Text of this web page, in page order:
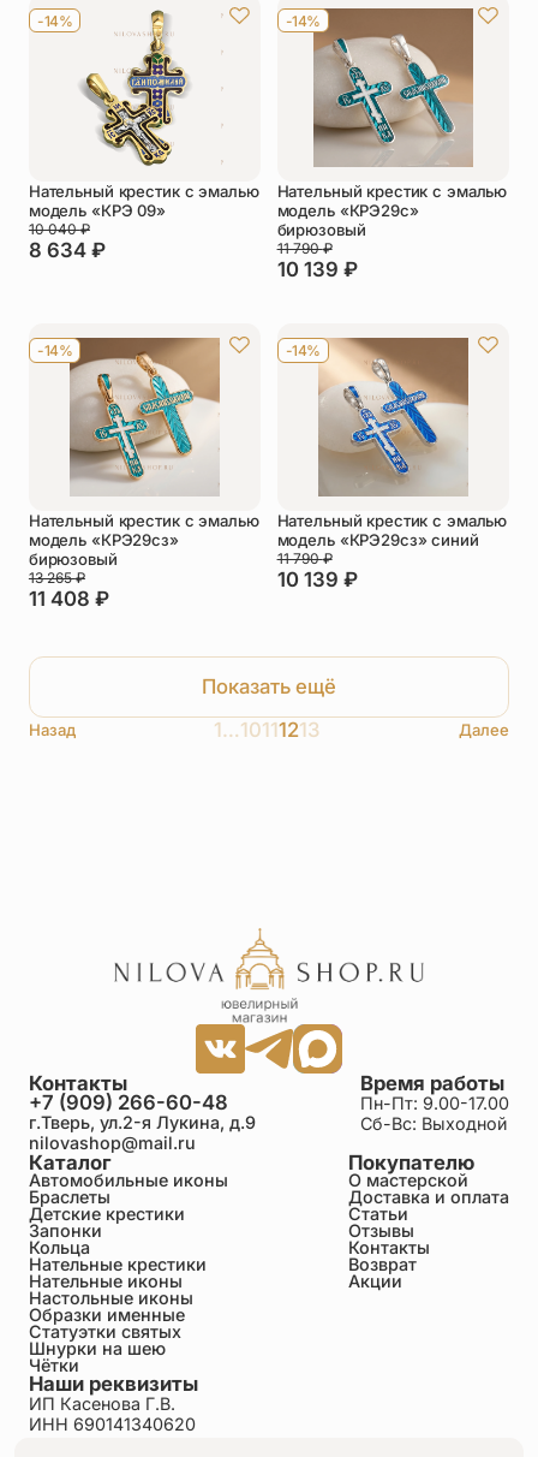
-14%
Нательный крестик с эмалью
модель «КРЭ 09»
8 634 ₽
10 040₽
-14%
Нательный крестик с эмалью
модель «КРЭ29с»
бирюзовый
10 139 ₽
11 790₽
-14%
Нательный крестик с эмалью
модель «КРЭ29сз»
бирюзовый
11 408 ₽
13 265₽
-14%
Нательный крестик с эмалью
модель «КРЭ29сз» синий
10 139 ₽
11 790₽
Показать ещё
Назад 1…10111213 Далее
Каталог
Автомобильные иконы
Браслеты
Детские крестики
Запонки
Кольца
Нательные крестики
Нательные иконы
Настольные иконы
Образки именные
Статуэтки святых
Шнурки на шею
Чётки
Покупателю
О мастерской
Доставка и оплата
Статьи
Отзывы
Контакты
Возврат
Акции
Время работы
Пн-Пт: 9.00-17.00
Сб-Вс: Выходной
Контакты
+7 (909) 266-60-48
г.Тверь, ул.2-я Лукина, д.9
nilovashop@mail.ru
Наши реквизиты
ИП Касенова Г.В.
ИНН 690141340620